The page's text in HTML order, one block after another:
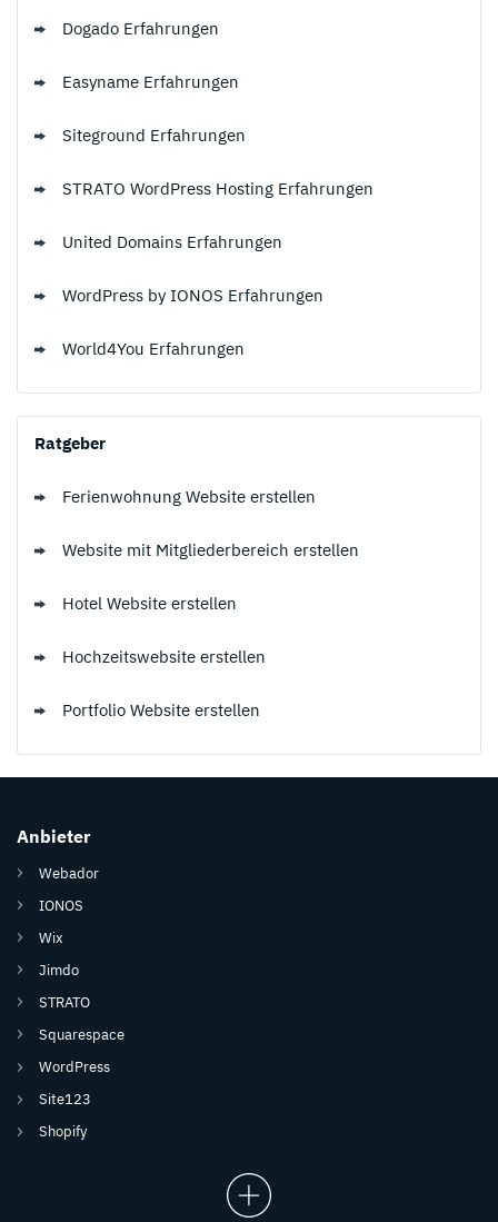
Dogado Erfahrungen
Easyname Erfahrungen
Siteground Erfahrungen
STRATO WordPress Hosting Erfahrungen
United Domains Erfahrungen
WordPress by IONOS Erfahrungen
World4You Erfahrungen
Ratgeber
Ferienwohnung Website erstellen
Website mit Mitgliederbereich erstellen
Hotel Website erstellen
Hochzeitswebsite erstellen
Portfolio Website erstellen
Anbieter
Webador
IONOS
Wix
Jimdo
STRATO
Squarespace
WordPress
Site123
Shopify